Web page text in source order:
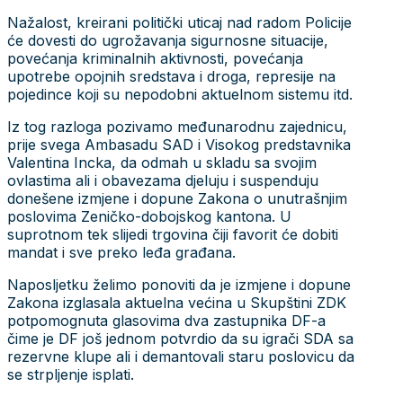
Nažalost, kreirani politički uticaj nad radom Policije
će dovesti do ugrožavanja sigurnosne situacije,
povećanja kriminalnih aktivnosti, povećanja
upotrebe opojnih sredstava i droga, represije na
pojedince koji su nepodobni aktuelnom sistemu itd.
Iz tog razloga pozivamo međunarodnu zajednicu,
prije svega Ambasadu SAD i Visokog predstavnika
Valentina Incka, da odmah u skladu sa svojim
ovlastima ali i obavezama djeluju i suspenduju
donešene izmjene i dopune Zakona o unutrašnjim
poslovima Zeničko-dobojskog kantona. U
suprotnom tek slijedi trgovina čiji favorit će dobiti
mandat i sve preko leđa građana.
Naposljetku želimo ponoviti da je izmjene i dopune
Zakona izglasala aktuelna većina u Skupštini ZDK
potpomognuta glasovima dva zastupnika DF-a
čime je DF još jednom potvrdio da su igrači SDA sa
rezervne klupe ali i demantovali staru poslovicu da
se strpljenje isplati.